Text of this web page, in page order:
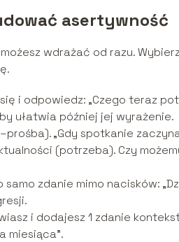
asertywność
wdrażać od razu.
i odpowiedz: „Czego teraz
ułatwia później jej wyrażenie.
„Gdy spotkanie
(potrzeba). Czy
zdanie mimo nacisków:
i dodajesz 1 zdanie
miesiąca”.